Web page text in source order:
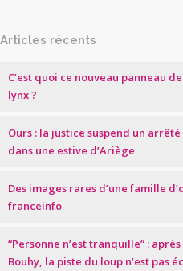
Articles récents
C’est quoi ce nouveau panneau
lynx ?
Ours : la justice suspend un
dans une estive d’Ariège
Des images rares d’une famille
franceinfo
“Personne n’est tranquille” :
Bouhy, la piste du loup n’est pas